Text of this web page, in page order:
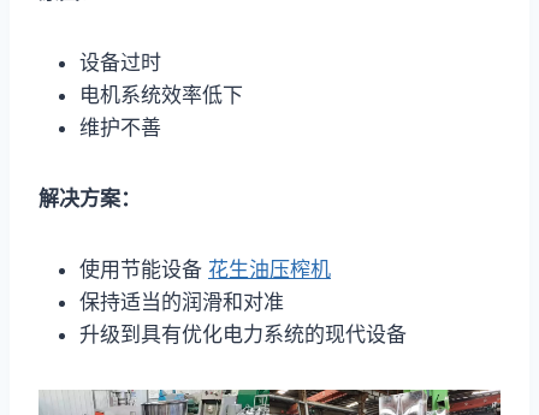
设备过时
电机系统效率低下
维护不善
解决方案：
使用节能设备 花生油压榨机
保持适当的润滑和对准
升级到具有优化电力系统的现代设备